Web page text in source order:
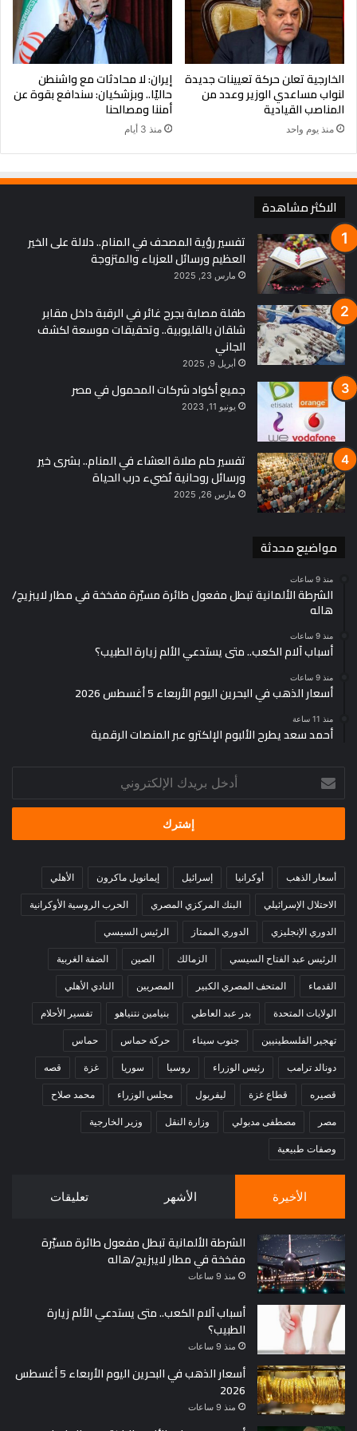
الخارجية تعلن حركة تعيينات جديدة
لنواب مساعدي الوزير وعدد من
المناصب القيادية
منذ يوم واحد
إيران: لا محادثات مع واشنطن
حاليًا.. وبزشكيان: سندافع بقوة عن
أمننا ومصالحنا
منذ 3 أيام
الاكثر مشاهدة
تفسير رؤية المصحف في المنام.. دلالة على الخير
العظيم ورسائل للعزباء والمتزوجة
مارس 23, 2025
طفلة مصابة بجرح غائر في الرقبة داخل مقابر
شلقان بالقليوبية.. وتحقيقات موسعة لكشف
الجاني
أبريل 9, 2025
جميع أكواد شركات المحمول في مصر
يونيو 11, 2023
تفسير حلم صلاة العشاء في المنام.. بشرى خير
ورسائل روحانية تُضيء درب الحياة
مارس 26, 2025
مواضيع محدثة
منذ 9 ساعات
الشرطة الألمانية تبطل مفعول طائرة مسيّرة مفخخة في مطار لايبزيج/
هاله
منذ 9 ساعات
أسباب آلام الكعب.. متى يستدعي الألم زيارة الطبيب؟
منذ 9 ساعات
أسعار الذهب في البحرين اليوم الأربعاء 5 أغسطس 2026
منذ 11 ساعة
أحمد سعد يطرح الألبوم الإلكترو عبر المنصات الرقمية
بريدك
الإلكتروني
أسعار الذهب أوكرانيا إسرائيل إيمانويل ماكرون الأهلي
الاحتلال الإسرائيلي البنك المركزي المصري الحرب الروسية الأوكرانية
الدوري الإنجليزي الدوري الممتاز الرئيس السيسي
الرئيس عبد الفتاح السيسي الزمالك الصين الضفة الغربية
القدماء المتحف المصري الكبير المصريين النادي الأهلي
الولايات المتحدة بدر عبد العاطي بنيامين نتنياهو تفسير الأحلام
تهجير الفلسطينيين جنوب سيناء حركة حماس حماس
دونالد ترامب رئيس الوزراء روسيا سوريا غزة قصه
قصيره قطاع غزة ليفربول مجلس الوزراء محمد صلاح
مصر مصطفى مدبولي وزارة النقل وزير الخارجية
وصفات طبيعية
الأخيرة الأشهر تعليقات
الشرطة الألمانية تبطل مفعول طائرة مسيّرة
مفخخة في مطار لايبزيج/هاله
منذ 9 ساعات
أسباب آلام الكعب.. متى يستدعي الألم زيارة
الطبيب؟
منذ 9 ساعات
أسعار الذهب في البحرين اليوم الأربعاء 5 أغسطس
2026
منذ 9 ساعات